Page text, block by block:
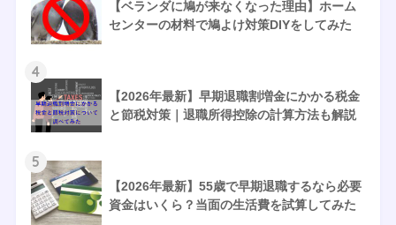
【ベランダに鳩が来なくなった理由】ホーム
センターの材料で鳩よけ対策DIYをしてみた
4
【2026年最新】早期退職割増金にかかる税金
と節税対策｜退職所得控除の計算方法も解説
5
【2026年最新】55歳で早期退職するなら必要
資金はいくら？当面の生活費を試算してみた